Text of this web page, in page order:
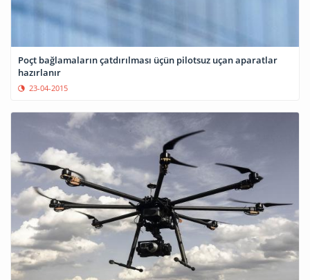
Poçt bağlamaların çatdırılması üçün pilotsuz uçan aparatlar
hazırlanır
23-04-2015